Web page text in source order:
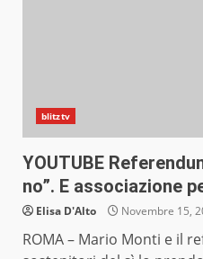
blitztv
YOUTUBE
no”. E associazione
Elisa D'Alto Novembre 15,
ROMA – Mario Monti e il